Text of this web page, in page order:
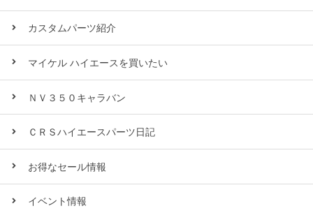
カスタムパーツ紹介
マイケル ハイエースを買いたい
ＮＶ３５０キャラバン
ＣＲＳハイエースパーツ日記
お得なセール情報
イベント情報